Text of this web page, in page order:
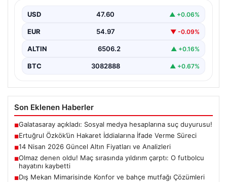
gelişmelerin ve ekonomik göstergelerin etkisiyle
fiyatlanmaya…
USD 47.60 ▲ +0.06%
EUR 54.97 ▼ -0.09%
ALTIN 6506.2 ▲ +0.16%
BTC 3082888 ▲ +0.67%
Son Eklenen Haberler
■Galatasaray açıkladı: Sosyal medya hesaplarına suç duyurusu!
■Ertuğrul Özkök’ün Hakaret İddialarına İfade Verme Süreci
■14 Nisan 2026 Güncel Altın Fiyatları ve Analizleri
■Olmaz denen oldu! Maç sırasında yıldırım çarptı: O futbolcu
hayatını kaybetti
■Dış Mekan Mimarisinde Konfor ve bahçe mutfağı Çözümleri